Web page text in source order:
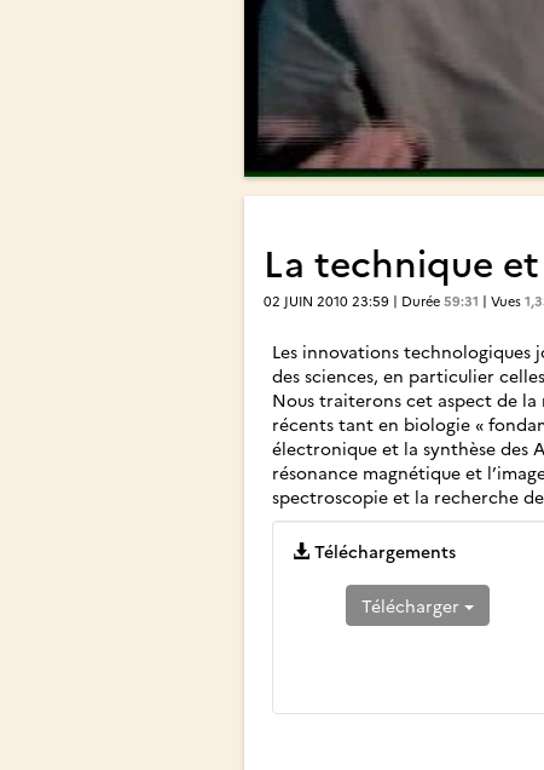
La technique
02 JUIN 2010 23:59 | Durée 59:31 | Vues
Les innovations
des sciences, en particulier
Nous traiterons cet aspect de la
récents tant en biologie «
électronique et la synthèse des
résonance magnétique et
spectroscopie et la recherche
Téléchargements
Télécharger